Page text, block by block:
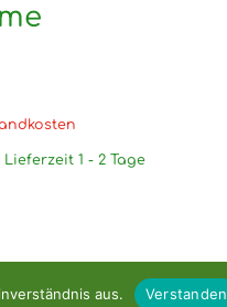
Lieferzeit 1 - 2 Tage
aus. Verstanden